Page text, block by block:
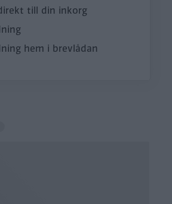
till din inkorg
hem i brevlådan